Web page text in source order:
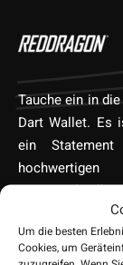
Um die besten
Cookies, um
Tauche ein in
Dart Wallet. Es
ein
auffallen.
beeindruckt:
Pfeile und das